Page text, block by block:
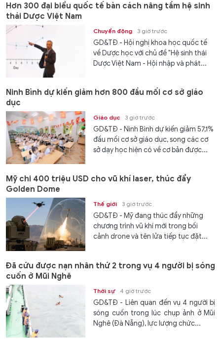
Hơn 300 đại biểu quốc tế bàn cách nâng tầm hệ sinh
thái Dược Việt Nam
Chuyển động 3 giờ trước
GD&TĐ - Hội nghị khoa học quốc tế
về Dược học với chủ đề "Hệ sinh thái
Dược Việt Nam - Hội nhập và phát...
Ninh Bình dự kiến giảm hơn 800 đầu mối cơ sở giáo
dục
Giáo dục 3 giờ trước
GD&TĐ - Ninh Bình dự kiến giảm 57,1%
đầu mối cơ sở giáo dục, song các cơ
sở dạy học hiện có về cơ bản được...
Mỹ chi 400 triệu USD cho vũ khí laser, thúc đẩy
Golden Dome
Thế giới 3 giờ trước
GD&TĐ - Mỹ đang thúc đẩy những
chương trình vũ khí mới trong bối
cảnh drone và tên lửa tiếp tục đặt...
Đã cứu được nạn nhân thứ 2 trong vụ 4 người bị sóng
cuốn ở Mũi Nghê
Thời sự 4 giờ trước
GD&TĐ - Liên quan đến vụ 4 người bị
sóng cuốn trong lúc chụp ảnh ở Mũi
Nghê (Đà Nẵng), lực lượng chức...